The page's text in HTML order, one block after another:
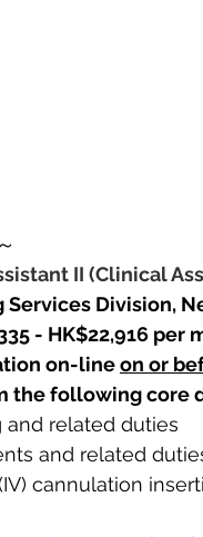
II (Clinical
Services Division,
- HK$22,916
on-line on or
the following core
related duties
and related
cannulation